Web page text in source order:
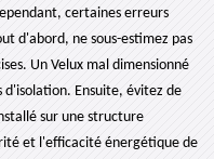
certaines erreurs
d'abord, ne sous-estimez pas
Un Velux mal dimensionné
Ensuite, évitez de
sur une structure
et l'efficacité énergétique de